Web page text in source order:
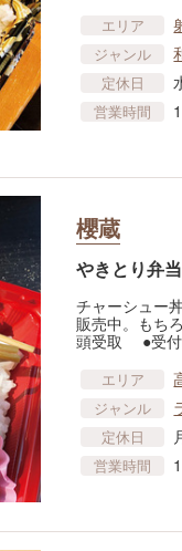
エリア
ジャンル
定休日
営業時間
櫻蔵
やきとり弁
チャーシュー
販売中。もち
頭受取 ●受付
エリア
ジャンル
定休日
営業時間